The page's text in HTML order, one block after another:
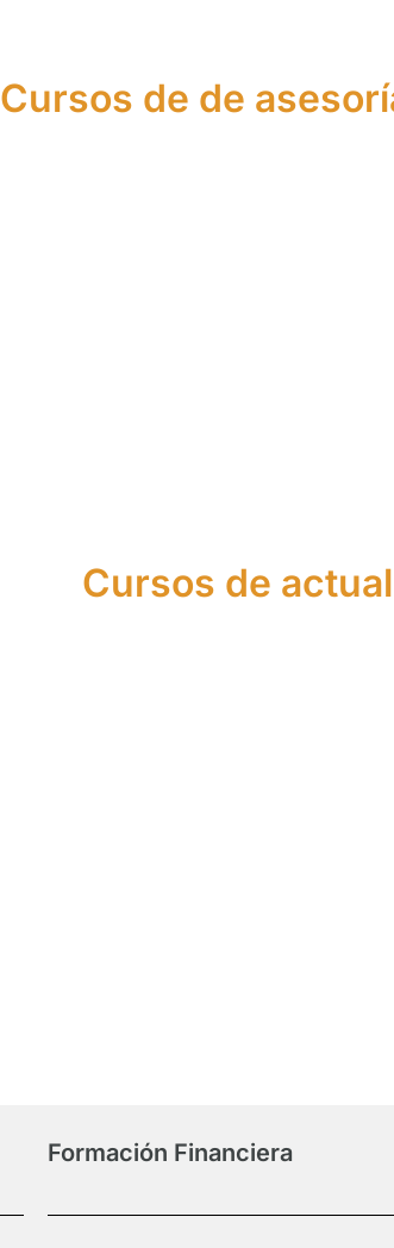
Cursos de de
Cursos de
Formación Financiera